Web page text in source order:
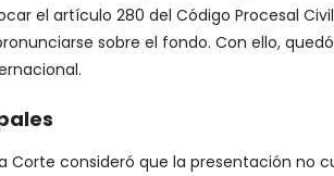
el artículo 280 del Código Procesal
sobre el fondo. Con ello,
Corte consideró que la presentación no